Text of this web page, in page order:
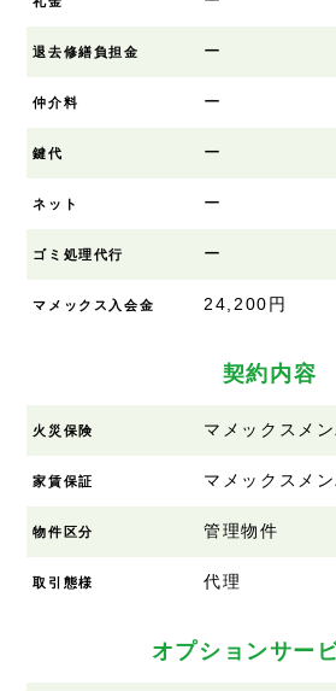
退去修繕負担金 ー
仲介料 ー
鍵代 ー
ネット ー
ゴミ処理代行 ー
マメックス入会金 24,200円
契約内容
火災保険 マメックスメ
家賃保証 マメックスメ
物件区分 管理物件
取引態様 代理
オプションサー